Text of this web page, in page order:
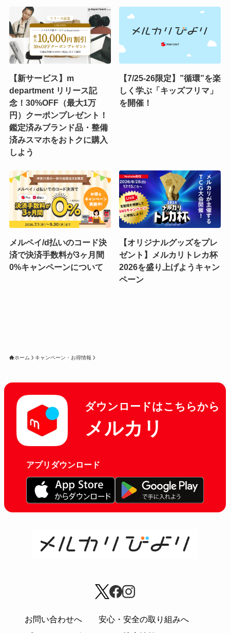
【新サービス】m
department リリース記
念！30%OFF（最大1万
円）クーポンプレゼント！
鑑定済みブランド品・整備
済みスマホをおトクに購入
しよう
【7/25-26限定】”循環”を楽
しく学ぶ「キッズフリマ」
を開催！
メルペイ/d払いのコード決
済で決済手数料が3ヶ月間
0%キャンペーンについて
【オリジナルグッズをプレ
ゼント】メルカリトレカ杯
2026を盛り上げようキャン
ペーン
ホーム キャンペーン・お得情報
ダウンロードはこちらから
メルカリ
アプリダウンロード
お問い合わせへ
安心・安全の取り組みへ